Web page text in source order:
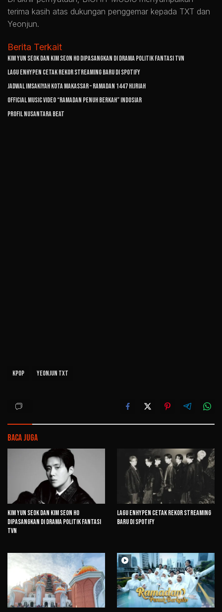
terima kasih atas dukungan penggemar kepada TXT dan
Yeonjun.
Berita Terkait
Kim Yun Seok dan Kim Seon Ho Dipasangkan di Drama Politik Fantasi tvN
Lagu ENHYPEN Cetak Rekor Streaming Baru di Spotify
Jadwal Imsakiyah Kota Makassar – Ramadan 1447 Hijriah
Official Music Video “Ramadan Penuh Berkah” Indosiar
Profil Nusantara Beat
Kpop Yeonjun TXT
Baca Juga
Kim Yun Seok dan Kim Seon Ho
Dipasangkan di Drama Politik Fantasi
tvN
Lagu ENHYPEN Cetak Rekor Streaming
Baru di Spotify